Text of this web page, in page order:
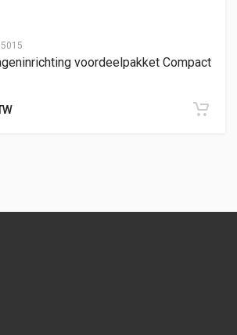
voordeelpakket Compact